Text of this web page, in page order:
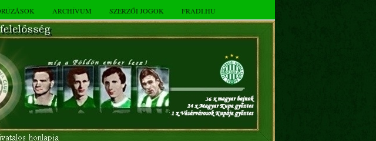
ARCHÍVUM SZERZŐI JOGOK FRADI.HU